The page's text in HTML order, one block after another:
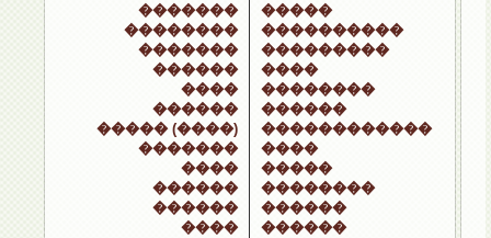
�������
��������
�������
������
����
������
����� (����)
�������
����
������
������
����
�����
����������
���������
����
��������
������
������������
����
�����
��������
������
������